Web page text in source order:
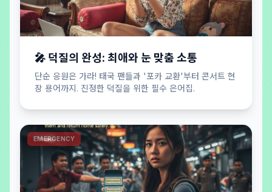
🎤 덕질의 완성: 최애와 눈 맞춤 소통
단순 응원은 가라! 태국 팬들과 '포카 교환'부터 콘서트 현
장 용어까지. 진정한 덕질을 위한 필수 은어집.
EMERGENCY